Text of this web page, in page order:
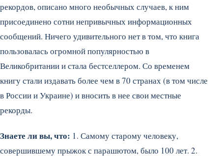
рекордов, описано много необычных случаев, к ним
присоединено сотни непривычных информационных
сообщений. Ничего удивительного нет в том, что книга
пользовалась огромной популярностью в
Великобритании и стала бестселлером. Со временем
книгу стали издавать более чем в 70 странах (в том числе
в России и Украине) и вносить в нее свои местные
рекорды.
Знаете ли вы, что: 1. Самому старому человеку,
совершившему прыжок с парашютом, было 100 лет. 2.